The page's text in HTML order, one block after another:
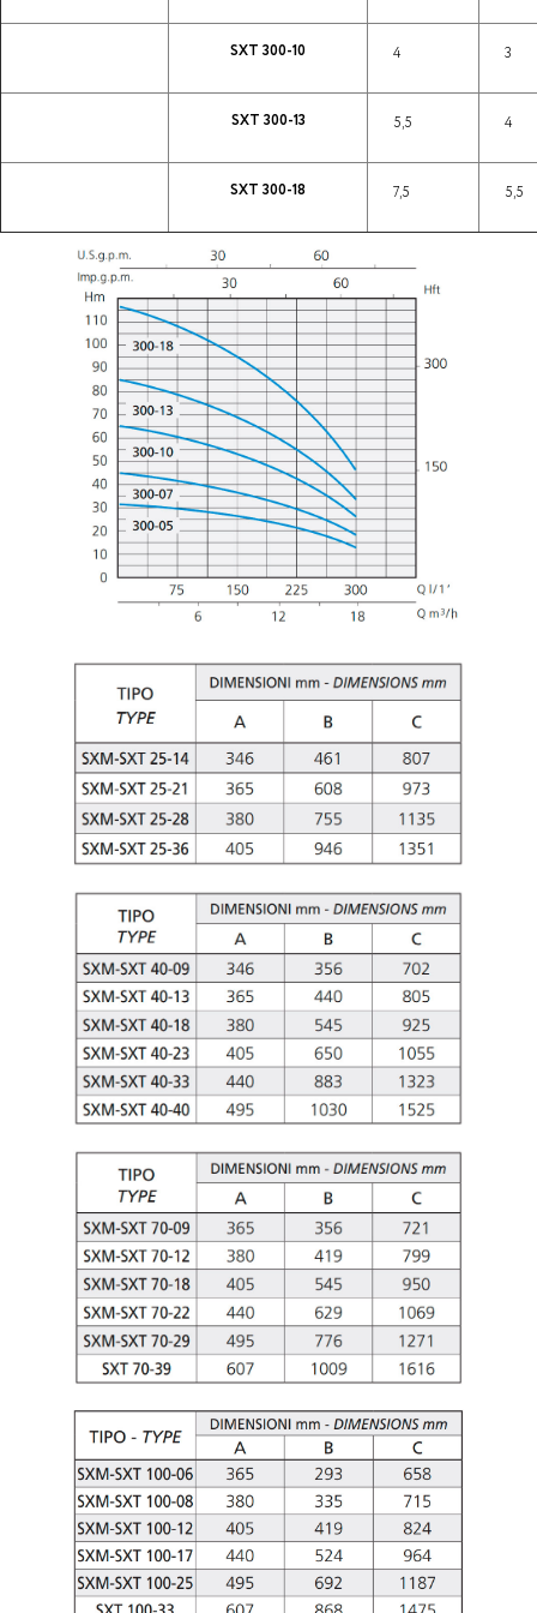
SXT 300-10 4 3
SXT 300-13 5,5 4
SXT 300-18 7,5 5,5